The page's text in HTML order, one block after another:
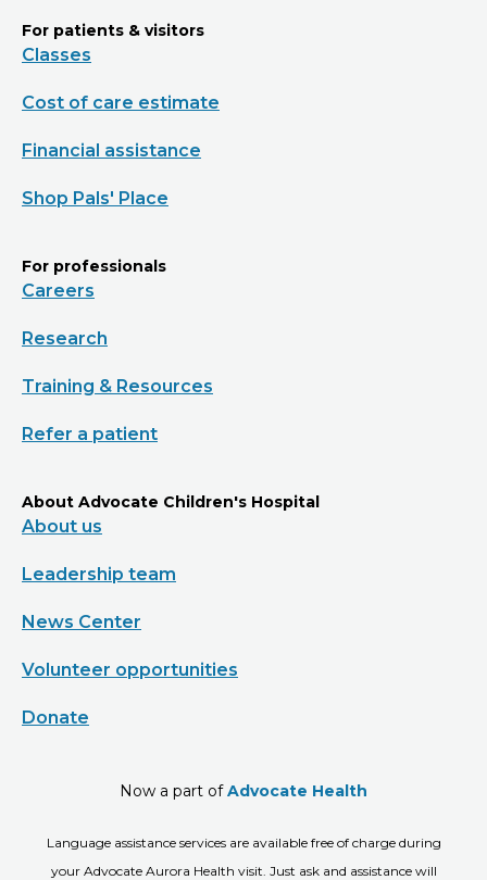
For patients & visitors
Classes
Cost of care estimate
Financial assistance
Shop Pals' Place
For professionals
Careers
Research
Training & Resources
Refer a patient
About Advocate Children's Hospital
About us
Leadership team
News Center
Volunteer opportunities
Donate
Now a part ofAdvocate Health
Language assistance services are available free of charge during
your Advocate Aurora Health visit. Just ask and assistance will